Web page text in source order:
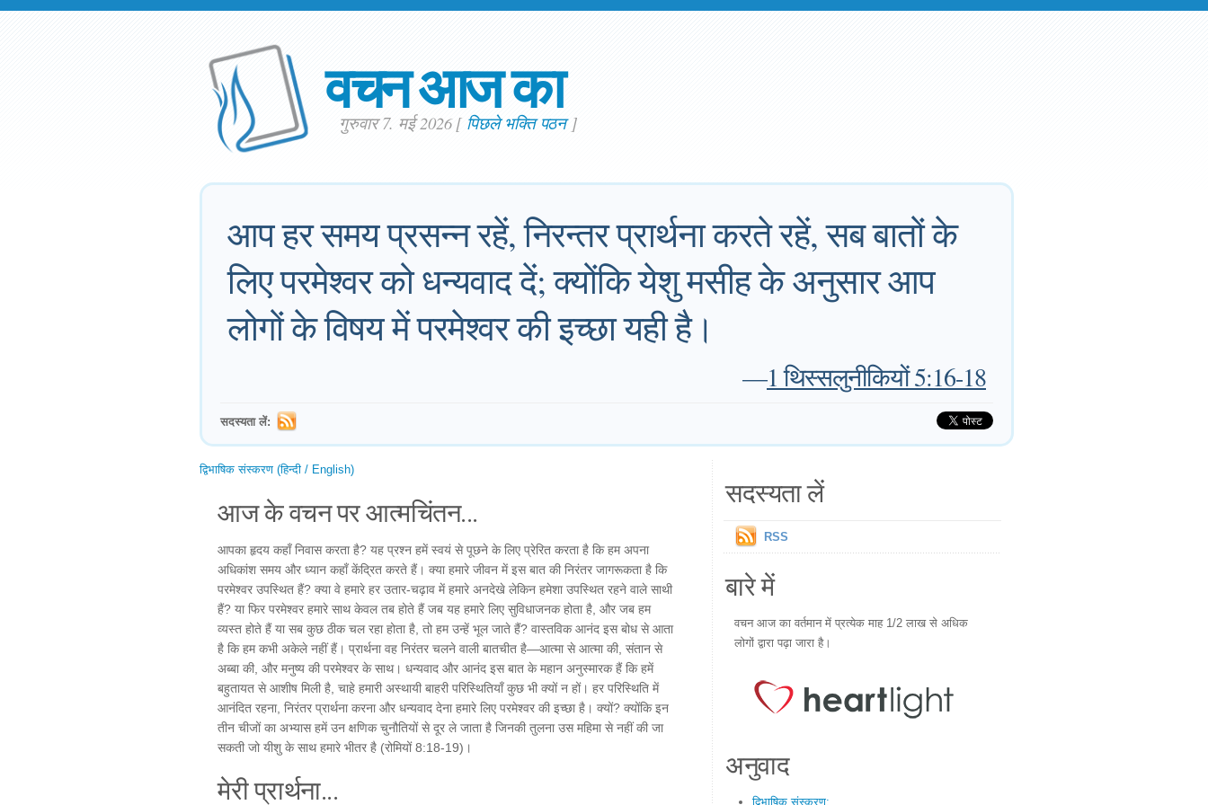
वचन आज का
गुरुवार 7. मई 2026[ पिछले भक्ति पठन]
आप हर समय प्रसन्न रहें, निरन्‍तर प्रार्थना करते रहें, सब बातों के
लिए परमेश्‍वर को धन्‍यवाद दें; क्‍योंकि येशु मसीह के अनुसार आप
लोगों के विषय में परमेश्‍वर की इच्‍छा यही है।
—1 थिस्सलुनीकियों 5:16-18
सदस्यता लें:
द्विभाषिक संस्करण (हिन्दी / English)
आज के वचन पर आत्मचिंतन...
आपका हृदय कहाँ निवास करता है? यह प्रश्न हमें स्वयं से पूछने के लिए प्रेरित करता है कि हम अपना
अधिकांश समय और ध्यान कहाँ केंद्रित करते हैं। क्या हमारे जीवन में इस बात की निरंतर जागरूकता है कि
परमेश्वर उपस्थित हैं? क्या वे हमारे हर उतार-चढ़ाव में हमारे अनदेखे लेकिन हमेशा उपस्थित रहने वाले साथी
हैं? या फिर परमेश्वर हमारे साथ केवल तब होते हैं जब यह हमारे लिए सुविधाजनक होता है, और जब हम
व्यस्त होते हैं या सब कुछ ठीक चल रहा होता है, तो हम उन्हें भूल जाते हैं? वास्तविक आनंद इस बोध से आता
है कि हम कभी अकेले नहीं हैं। प्रार्थना वह निरंतर चलने वाली बातचीत है—आत्मा से आत्मा की, संतान से
अब्बा की, और मनुष्य की परमेश्वर के साथ। धन्यवाद और आनंद इस बात के महान अनुस्मारक हैं कि हमें
बहुतायत से आशीष मिली है, चाहे हमारी अस्थायी बाहरी परिस्थितियाँ कुछ भी क्यों न हों। हर परिस्थिति में
आनंदित रहना, निरंतर प्रार्थना करना और धन्यवाद देना हमारे लिए परमेश्वर की इच्छा है। क्यों? क्योंकि इन
तीन चीजों का अभ्यास हमें उन क्षणिक चुनौतियों से दूर ले जाता है जिनकी तुलना उस महिमा से नहीं की जा
सकती जो यीशु के साथ हमारे भीतर है (रोमियों 8:18-19)।
मेरी प्रार्थना...
सदस्यता लें
RSS
बारे में
वचन आज का वर्तमान में प्रत्येक माह 1/2 लाख से अधिक
लोगों द्वारा पढ़ा जारा है।
अनुवाद
द्विभाषिक संस्करण: